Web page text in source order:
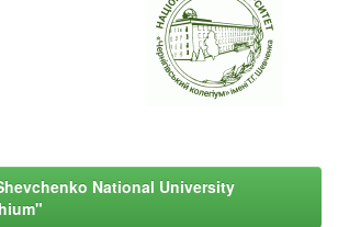
National University